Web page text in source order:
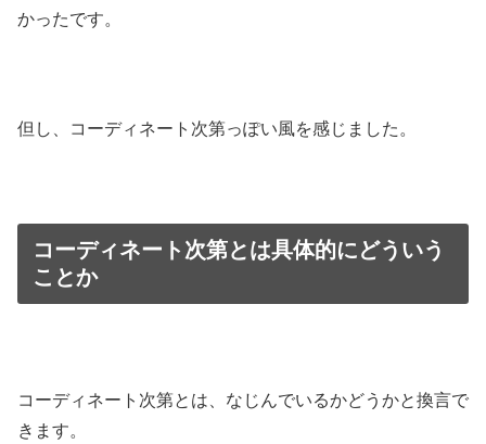
かったです。
但し、コーディネート次第っぽい風を感じました。
コーディネート次第とは具体的にどういう
ことか
コーディネート次第とは、なじんでいるかどうかと換言で
きます。